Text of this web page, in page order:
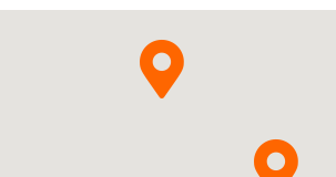
Pytanie o produkt